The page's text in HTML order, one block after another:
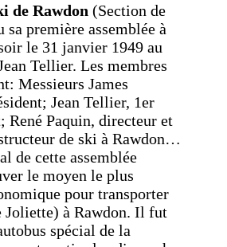
de Rawdon (Section de
sa première assemblée à
le 31 janvier 1949 au
Tellier. Les membres
Messieurs James
Jean Tellier, 1er
René Paquin, directeur et
de ski à Rawdon…
de cette assemblée
le moyen le plus
pour transporter
Joliette) à Rawdon. Il fut
spécial de la